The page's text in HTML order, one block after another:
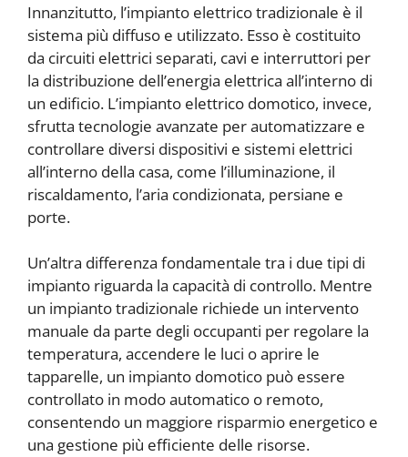
Innanzitutto, l’impianto elettrico tradizionale è il
sistema più diffuso e utilizzato. Esso è costituito
da circuiti elettrici separati, cavi e interruttori per
la distribuzione dell’energia elettrica all’interno di
un edificio. L’impianto elettrico domotico, invece,
sfrutta tecnologie avanzate per automatizzare e
controllare diversi dispositivi e sistemi elettrici
all’interno della casa, come l’illuminazione, il
riscaldamento, l’aria condizionata, persiane e
porte.
Un’altra differenza fondamentale tra i due tipi di
impianto riguarda la capacità di controllo. Mentre
un impianto tradizionale richiede un intervento
manuale da parte degli occupanti per regolare la
temperatura, accendere le luci o aprire le
tapparelle, un impianto domotico può essere
controllato in modo automatico o remoto,
consentendo un maggiore risparmio energetico e
una gestione più efficiente delle risorse.